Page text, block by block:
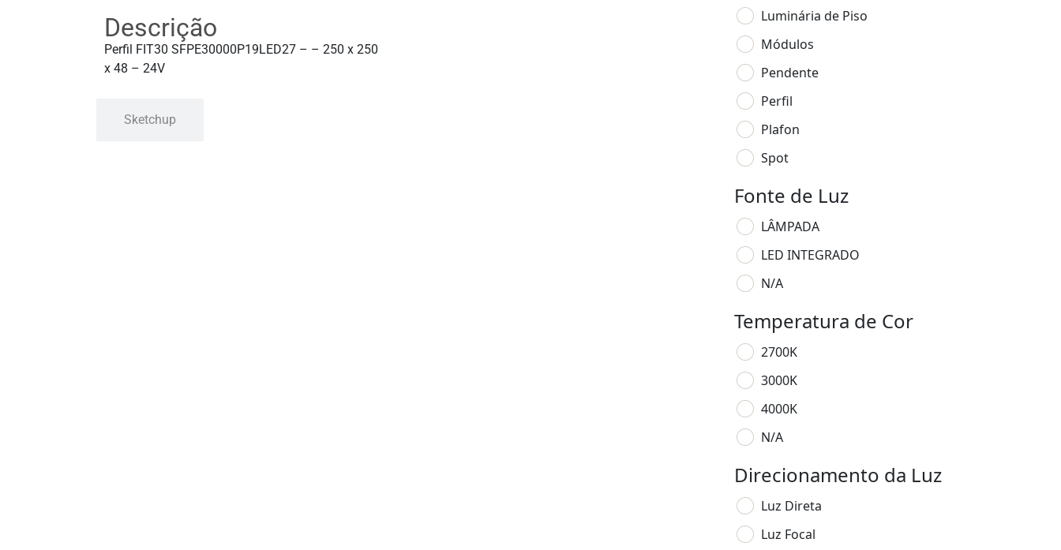
Descrição
Perfil FIT30 SFPE30000P19LED27 – – 250 x 250
x 48 – 24V
Sketchup
Luminária de Piso
Módulos
Pendente
Perfil
Plafon
Spot
Fonte de Luz
LÂMPADA
LED INTEGRADO
N/A
Temperatura de Cor
2700K
3000K
4000K
N/A
Direcionamento da Luz
Luz Direta
Luz Focal